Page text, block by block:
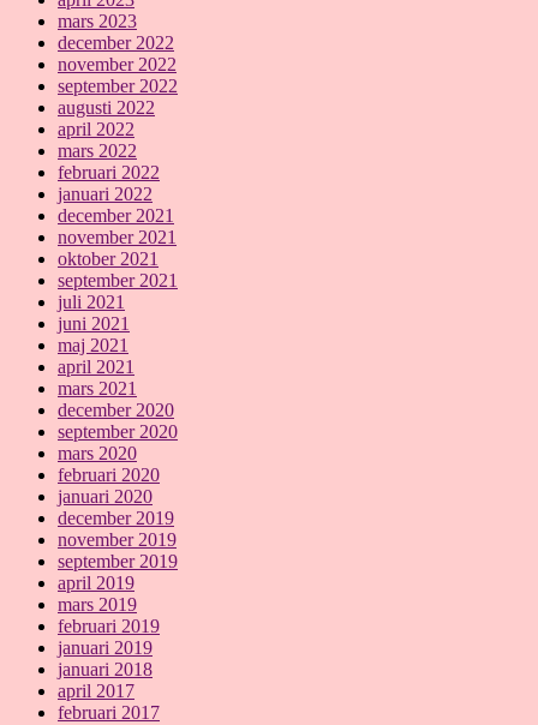
mars 2023
december 2022
november 2022
september 2022
augusti 2022
april 2022
mars 2022
februari 2022
januari 2022
december 2021
november 2021
oktober 2021
september 2021
juli 2021
juni 2021
maj 2021
april 2021
mars 2021
december 2020
september 2020
mars 2020
februari 2020
januari 2020
december 2019
november 2019
september 2019
april 2019
mars 2019
februari 2019
januari 2019
januari 2018
april 2017
februari 2017